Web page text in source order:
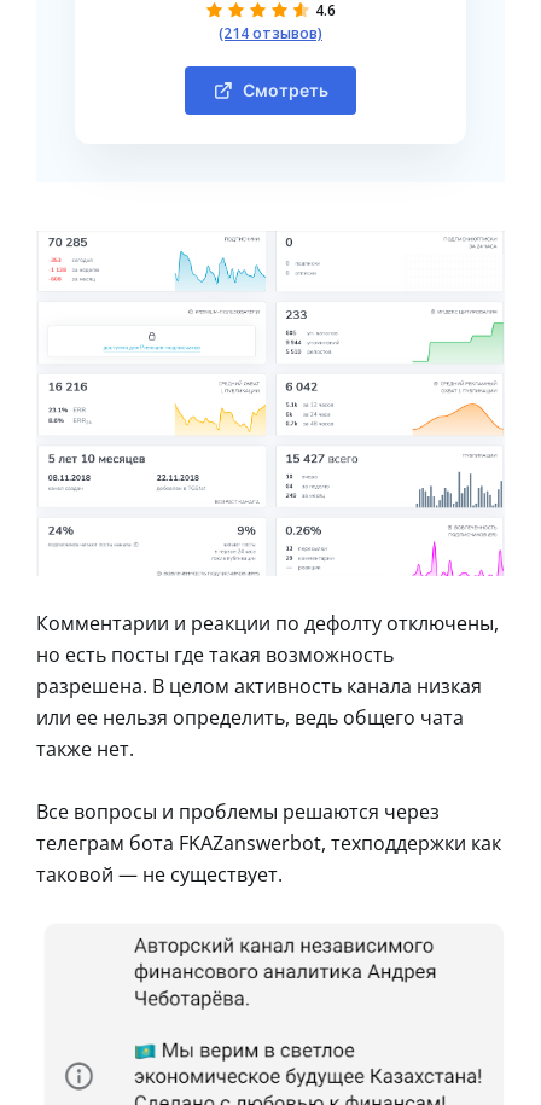
4.6
(214 отзывов)
Смотреть
Комментарии и реакции по дефолту отключены,
но есть посты где такая возможность
разрешена. В целом активность канала низкая
или ее нельзя определить, ведь общего чата
также нет.
Все вопросы и проблемы решаются через
телеграм бота FKAZanswerbot, техподдержки как
таковой — не существует.